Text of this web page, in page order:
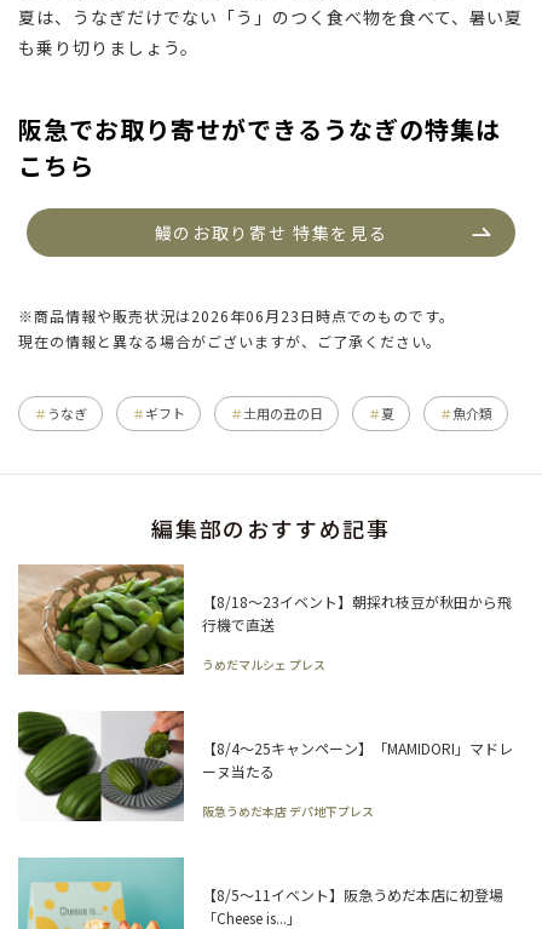
夏は、うなぎだけでない「う」のつく食べ物を食べて、暑い夏
も乗り切りましょう。
阪急でお取り寄せができるうなぎの特集は
こちら
鰻のお取り寄せ 特集を見る
※商品情報や販売状況は2026年06月23日時点でのものです。
現在の情報と異なる場合がございますが、ご了承ください。
うなぎ ギフト 土用の丑の日 夏 魚介類
編集部のおすすめ記事
【8/18～23イベント】朝採れ枝豆が秋田から飛
行機で直送
うめだマルシェ プレス
【8/4～25キャンペーン】「MAMIDORI」マドレ
ーヌ当たる
阪急うめだ本店 デパ地下プレス
【8/5～11イベント】阪急うめだ本店に初登場
「Cheese is...」